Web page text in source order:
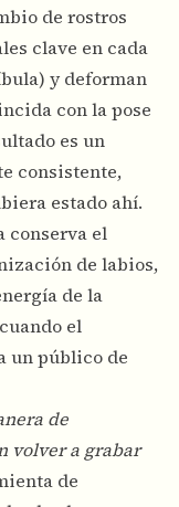
de rostros
clave en cada
y deforman
con la pose
es un
consistente,
estado ahí.
conserva el
de labios,
de la
el
un público de
de
volver a grabar
de